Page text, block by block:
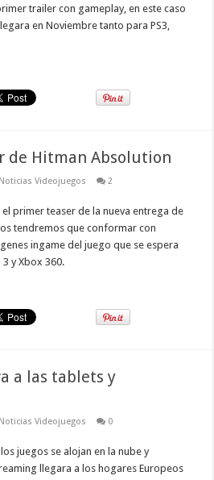
trailer con gameplay, en este caso
en Noviembre tanto para PS3,
de Hitman Absolution
Noticias Videojuegos 2
primer teaser de la nueva entrega de
tendremos que conformar con
ingame del juego que se espera
3 y Xbox 360.
a las tablets y
Noticias Videojuegos 0
juegos se alojan en la nube y
llegara a los hogares Europeos